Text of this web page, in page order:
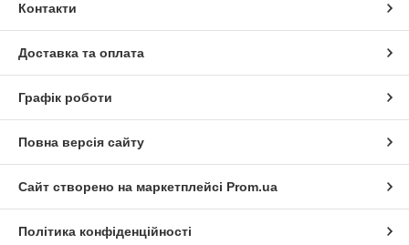
Контакти
Доставка та оплата
Графік роботи
Повна версія сайту
Сайт створено на маркетплейсі Prom.ua
Політика конфіденційності